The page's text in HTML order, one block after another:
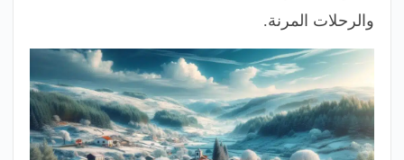
والرحلات المرنة.